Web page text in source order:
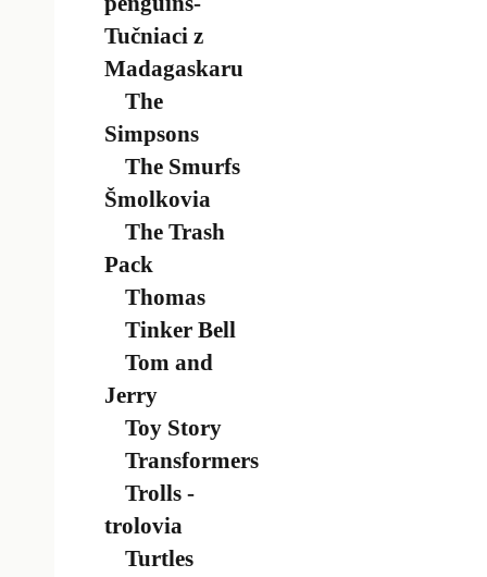
Tučniaci z
Madagaskaru
The
Simpsons
The Smurfs
Šmolkovia
The Trash
Pack
Thomas
Tinker Bell
Tom and
Jerry
Toy Story
Transformers
Trolls -
trolovia
Turtles